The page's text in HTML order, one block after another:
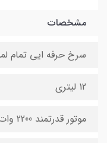
مشخصات
سرخ حرفه ایی تمام
12 لیتری
موتور قدرتمند 2200 وات